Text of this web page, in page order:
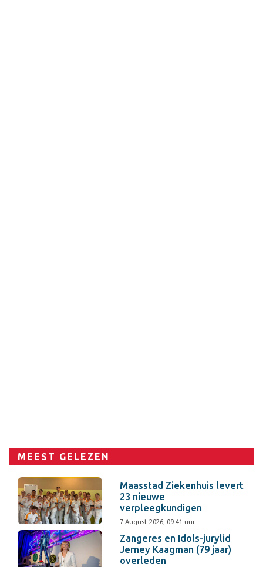
MEEST GELEZEN
Maasstad Ziekenhuis levert
23 nieuwe
verpleegkundigen
7 August 2026, 09:41 uur
Zangeres en Idols-jurylid
Jerney Kaagman (79 jaar)
overleden